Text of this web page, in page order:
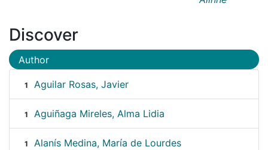
Discover
Author
1 Aguilar Rosas, Javier
1 Aguiñaga Mireles, Alma Lidia
1 Alanís Medina, María de Lourdes